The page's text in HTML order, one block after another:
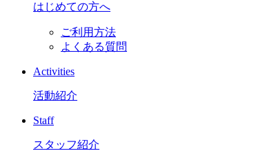
はじめての方へ
ご利用方法
よくある質問
Activities
活動紹介
Staff
スタッフ紹介